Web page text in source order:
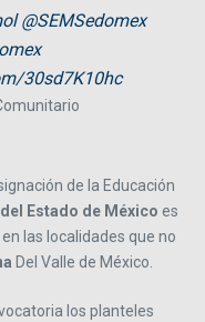
@SEMSedomex
30sd7K10hc
de la Educación
Estado de México es
las localidades que no
Del Valle de México.
los planteles